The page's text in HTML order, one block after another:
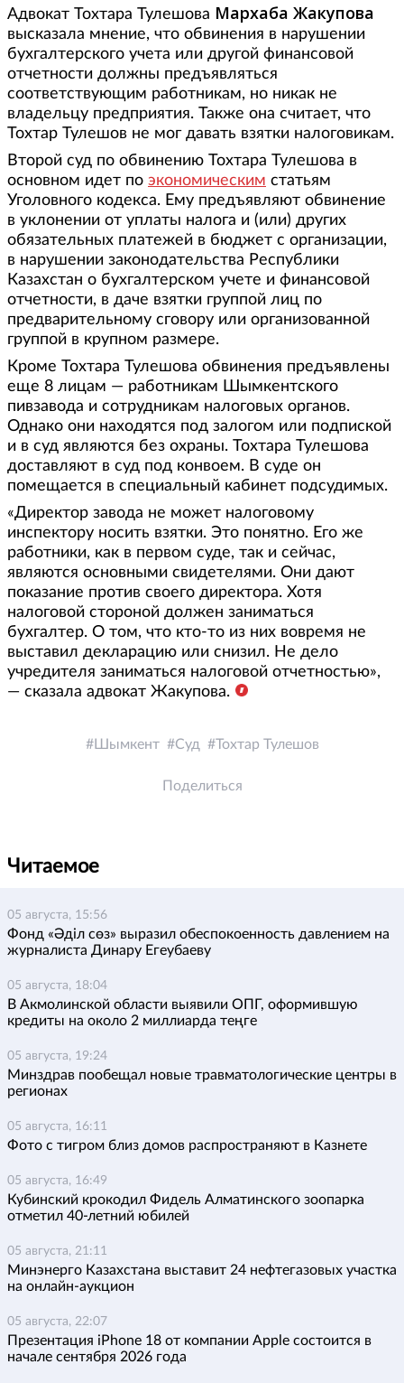
Адвокат Тохтара Тулешова Мархаба Жакупова
высказала мнение, что обвинения в нарушении
бухгалтерского учета или другой финансовой
отчетности должны предъявляться
соответствующим работникам, но никак не
владельцу предприятия. Также она считает, что
Тохтар Тулешов не мог давать взятки налоговикам.
Второй суд по обвинению Тохтара Тулешова в
основном идет по экономическим статьям
Уголовного кодекса. Ему предъявляют обвинение
в уклонении от уплаты налога и (или) других
обязательных платежей в бюджет с организации,
в нарушении законодательства Республики
Казахстан о бухгалтерском учете и финансовой
отчетности, в даче взятки группой лиц по
предварительному сговору или организованной
группой в крупном размере.
Кроме Тохтара Тулешова обвинения предъявлены
еще 8 лицам — работникам Шымкентского
пивзавода и сотрудникам налоговых органов.
Однако они находятся под залогом или подпиской
и в суд являются без охраны. Тохтара Тулешова
доставляют в суд под конвоем. В суде он
помещается в специальный кабинет подсудимых.
«Директор завода не может налоговому
инспектору носить взятки. Это понятно. Его же
работники, как в первом суде, так и сейчас,
являются основными свидетелями. Они дают
показание против своего директора. Хотя
налоговой стороной должен заниматься
бухгалтер. О том, что кто-то из них вовремя не
выставил декларацию или снизил. Не дело
учредителя заниматься налоговой отчетностью»,
— сказала адвокат Жакупова.
Шымкент Суд Тохтар Тулешов
Поделиться
Читаемое
05 августа, 15:56
Фонд «Әділ сөз» выразил обеспокоенность давлением на
журналиста Динару Егеубаеву
05 августа, 18:04
В Акмолинской области выявили ОПГ, оформившую
кредиты на около 2 миллиарда теңге
05 августа, 19:24
Минздрав пообещал новые травматологические центры в
регионах
05 августа, 16:11
Фото с тигром близ домов распространяют в Казнете
05 августа, 16:49
Кубинский крокодил Фидель Алматинского зоопарка
отметил 40-летний юбилей
05 августа, 21:11
Минэнерго Казахстана выставит 24 нефтегазовых участка
на онлайн-аукцион
05 августа, 22:07
Презентация iPhone 18 от компании Apple состоится в
начале сентября 2026 года